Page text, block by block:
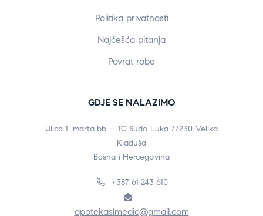
Politika privatnosti
Najčešća pitanja
Povrat robe
GDJE SE NALAZIMO
Ulica 1. marta bb – TC Sudo Luka 77230 Velika
Kladuša
Bosna i Hercegovina
+387 61 243 610
apotekaslmedic@gmail.com